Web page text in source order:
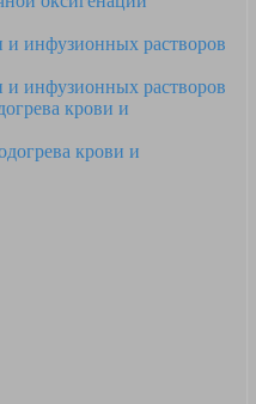
и инфузионных растворов
и инфузионных растворов
крови и
крови и